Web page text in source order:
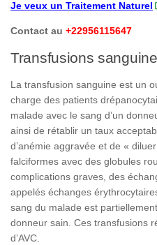
Je veux un Traitement Naturel
Contact au +22956115647
Transfusions
La transfusion sanguine est un
charge des patients
malade avec le sang d’un
ainsi de rétablir un taux
d’anémie aggravée et de «
falciformes avec des globules
complications graves, des
appelés échanges
sang du malade est
donneur sain. Ces transfusions
d’AVC.